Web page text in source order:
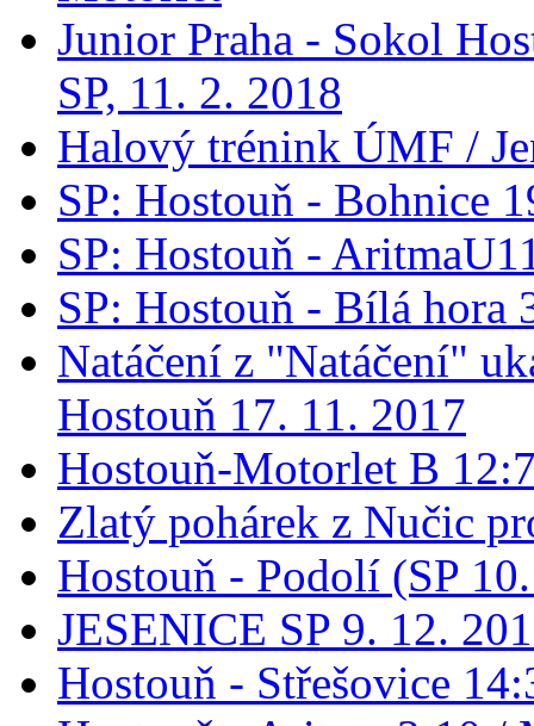
Junior Praha - Sokol
SP, 11. 2. 2018
Halový trénink ÚMF /
SP: Hostouň - Bohnice
SP: Hostouň -
SP: Hostouň - Bílá hora
Natáčení z "Natáčení"
Hostouň 17. 11. 2017
Hostouň-Motorlet B
Zlatý pohárek z Nučic
Hostouň - Podolí (SP
JESENICE SP 9. 12.
Hostouň - Střešovice